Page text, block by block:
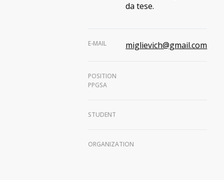
da tese.
E-MAIL miglievich@gmail.com
POSITION
PPGSA
STUDENT
ORGANIZATION